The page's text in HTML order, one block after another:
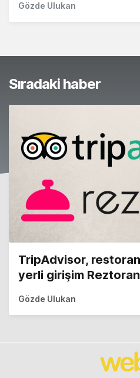
Gözde Ulukan
Sıradaki haber
TripAdvisor,
yerli girişim
Gözde Ulukan